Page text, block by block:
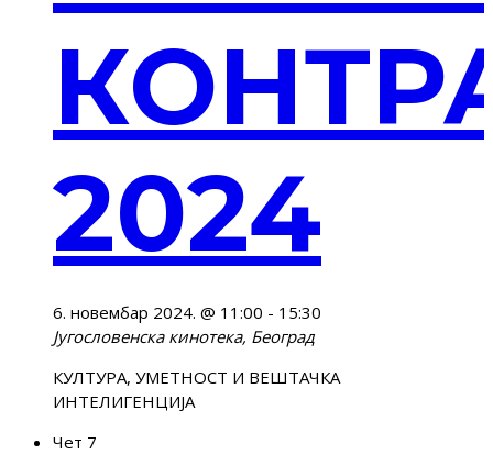
2024
6. новембар 2024. @ 11:00 - 15:30
Југословенска кинотека, Београд
КУЛТУРА, УМЕТНОСТ И ВЕШТАЧКА
ИНТЕЛИГЕНЦИЈА
Чет 7